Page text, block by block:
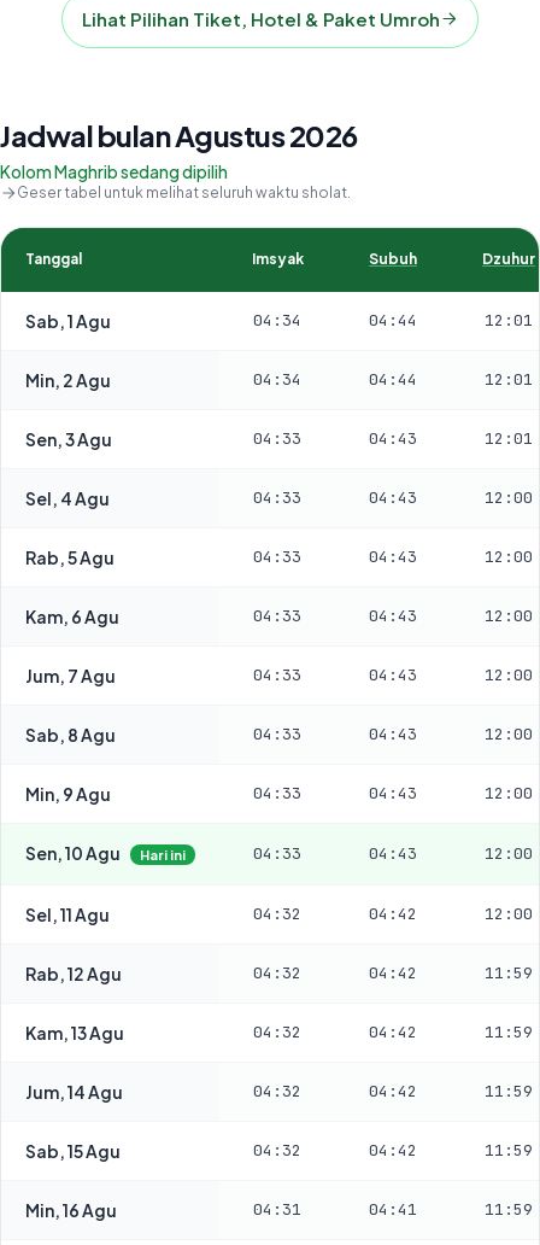
Lihat Pilihan Tiket, Hotel & Paket Umroh
Jadwal bulan Agustus 2026
Kolom Maghrib sedang dipilih
Geser tabel untuk melihat seluruh waktu sholat.
Tanggal Imsyak Subuh Dzuhur
Sab, 1 Agu 04:34 04:44 12:01
Min, 2 Agu 04:34 04:44 12:01
Sen, 3 Agu 04:33 04:43 12:01
Sel, 4 Agu 04:33 04:43 12:00
Rab, 5 Agu 04:33 04:43 12:00
Kam, 6 Agu 04:33 04:43 12:00
Jum, 7 Agu 04:33 04:43 12:00
Sab, 8 Agu 04:33 04:43 12:00
Min, 9 Agu 04:33 04:43 12:00
Sen, 10 Agu Hari ini 04:33 04:43 12:00
Sel, 11 Agu 04:32 04:42 12:00
Rab, 12 Agu 04:32 04:42 11:59
Kam, 13 Agu 04:32 04:42 11:59
Jum, 14 Agu 04:32 04:42 11:59
Sab, 15 Agu 04:32 04:42 11:59
Min, 16 Agu 04:31 04:41 11:59